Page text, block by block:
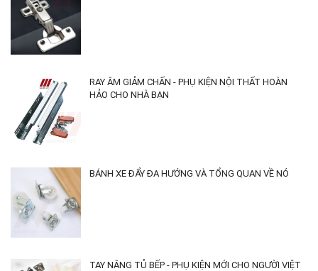
RAY ÂM GIẢM CHẤN - PHỤ KIỆN NỘI THẤT HOÀN
HẢO CHO NHÀ BẠN
BÁNH XE ĐẨY ĐA HƯỚNG VÀ TỔNG QUAN VỀ NÓ
TAY NÂNG TỦ BẾP - PHỤ KIỆN MỚI CHO NGƯỜI VIỆT